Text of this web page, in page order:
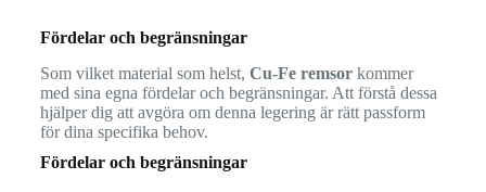
Fördelar och begränsningar
Som vilket material som helst, Cu-Fe remsorkommer
med sina egna fördelar och begränsningar. Att förstå dessa
hjälper dig att avgöra om denna legering är rätt passform
för dina specifika behov.
Fördelar och begränsningar